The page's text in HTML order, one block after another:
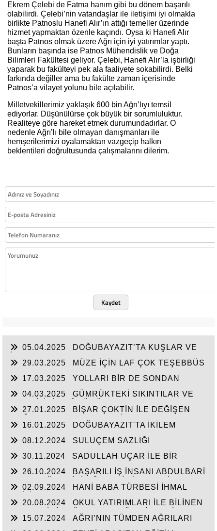
Ekrem Çelebi de Fatma hanım gibi bu dönem başarılı
olabilirdi. Çelebi’nin vatandaşlar ile iletişimi iyi olmakla
birlikte Patnoslu Hanefi Alır’ın attığı temeller üzerinde
hizmet yapmaktan özenle kaçındı. Oysa ki Hanefi Alır
başta Patnos olmak üzere Ağrı için iyi yatırımlar yaptı.
Bunların başında ise Patnos Mühendislik ve Doğa
Bilimleri Fakültesi geliyor. Çelebi, Hanefi Alır’la işbirliği
yaparak bu fakülteyi pek ala faaliyete sokabilirdi. Belki
farkında değiller ama bu fakülte zaman içerisinde
Patnos’a vilayet yolunu bile açılabilir.
Milletvekillerimiz yaklaşık 600 bin Ağrı’lıyı temsil
ediyorlar. Düşünülürse çok büyük bir sorumluluktur.
Realiteye göre hareket etmek durumundadırlar. O
nedenle Ağrı’lı bile olmayan danışmanları ile
hemşerilerimizi oyalamaktan vazgeçip halkın
beklentileri doğrultusunda çalışmalarını dilerim.
Kaydet
05.04.2025
DOĞUBAYAZIT’TA KUŞLAR VE
29.03.2025
MÜZE İÇİN LAF ÇOK TEŞEBBÜS
17.03.2025
YOLLARI BİR DE SONDAN
04.03.2025
GÜMRÜKTEKİ SIKINTILAR VE
27.01.2025
BİŞAR ÇOKTİN İLE DEĞİŞEN
16.01.2025
DOĞUBAYAZIT'TA İKİLEM
08.12.2024
SULUÇEM SAZLIĞI
30.11.2024
SADULLAH UÇAR İLE BİR
26.10.2024
BAŞARILI İŞ İNSANI ABDULBARİ
02.09.2024
HANİ BABA TÜRBESİ İHMAL
20.08.2024
OKUL YATIRIMLARI İLE BİLİNEN
YASUBUĞA İLE PORTRE…
15.07.2024
AĞRI’NIN TÜMDEN AĞRILARI